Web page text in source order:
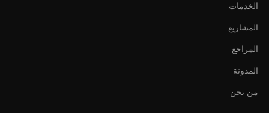
الخدمات
المشاريع
المراجع
المدونة
من نحن